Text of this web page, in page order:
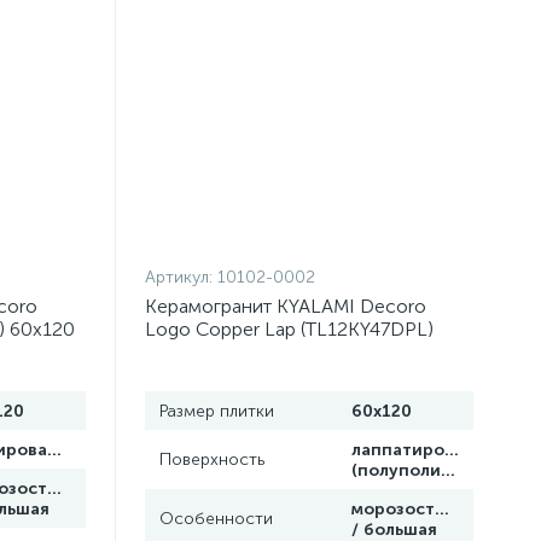
60x120
полированная
Артикул: 10102-0002
Керамогранит KYALAMI Decoro
Logo Copper Lap (TL12KY47DPL)
Размер плитки 60x120
Поверхность
лаппатированная
(полуполир.)
Особенности
морозостойкая
/ большая